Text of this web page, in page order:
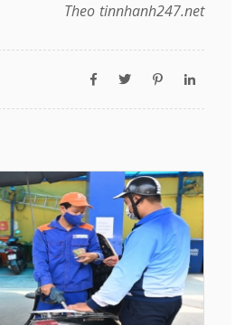
Theo tinnhanh247.net